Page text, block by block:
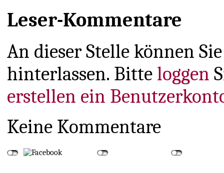
Leser-Kommentare
An dieser Stelle können
hinterlassen. Bitte loggen
erstellen ein
Keine Kommentare